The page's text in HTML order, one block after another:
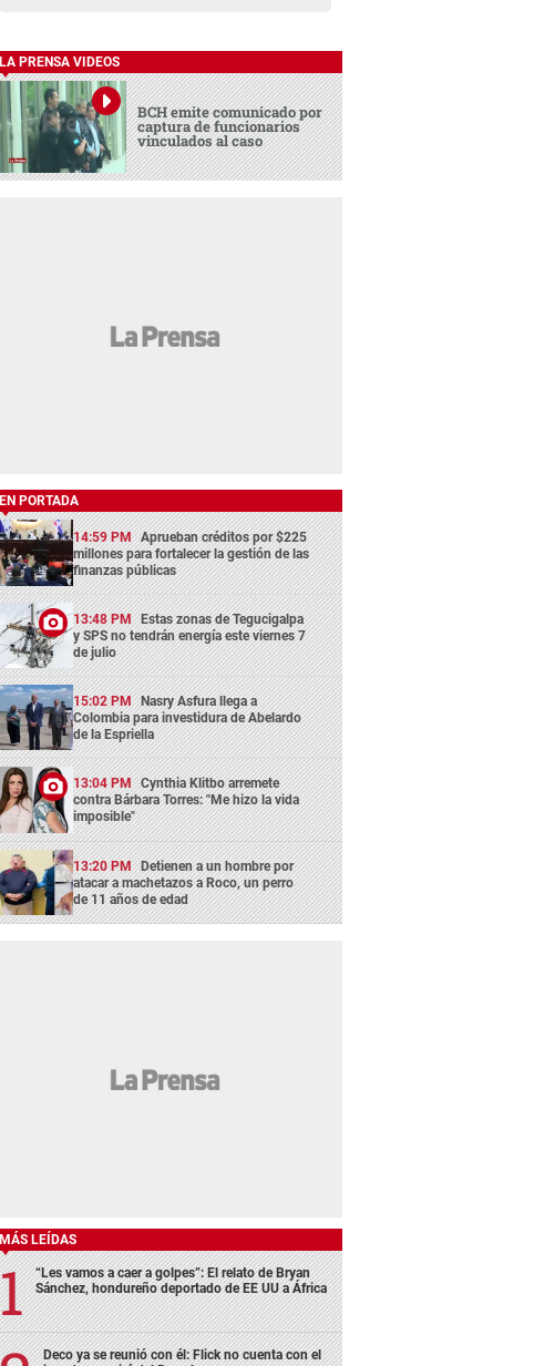
LA PRENSA VIDEOS
BCH emite comunicado por
captura de funcionarios
vinculados al caso
EN PORTADA
14:59 PM Aprueban créditos por $225
millones para fortalecer la gestión de las
finanzas públicas
13:48 PM Estas zonas de Tegucigalpa
y SPS no tendrán energía este viernes 7
de julio
15:02 PM Nasry Asfura llega a
Colombia para investidura de Abelardo
de la Espriella
13:04 PM Cynthia Klitbo arremete
contra Bárbara Torres: "Me hizo la vida
imposible"
13:20 PM Detienen a un hombre por
atacar a machetazos a Roco, un perro
de 11 años de edad
MÁS LEÍDAS
“Les vamos a caer a golpes”: El relato de Bryan
Sánchez, hondureño deportado de EE UU a África
Deco ya se reunió con él: Flick no cuenta con el